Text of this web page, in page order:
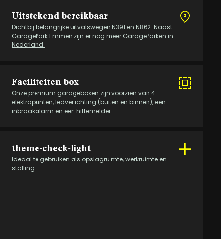
Uitstekend bereikbaar
Dichtbij belangrijke uitvalswegen N391 en N862. Naast
GaragePark Emmen zijn er nog meer GarageParken in
Nederland.
Faciliteiten box
Onze premium garageboxen zijn voorzien van 4
elektrapunten, ledverlichting (buiten en binnen), een
inbraakalarm en een hittemelder.
theme-check-light
Ideaal te gebruiken als opslagruimte, werkruimte en
stalling.